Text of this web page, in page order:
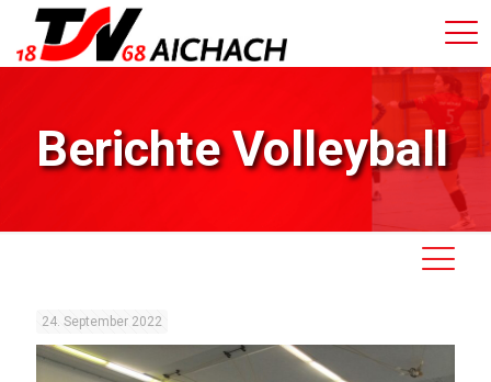
Berichte Volleyball
24. September 2022